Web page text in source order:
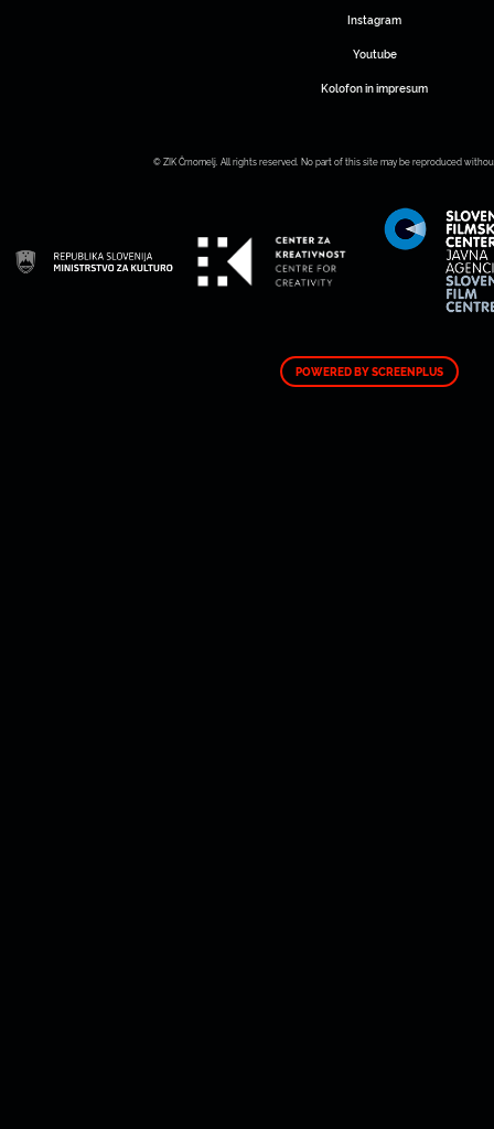
Instagram
Youtube
Kolofon in impresum
© ZIK Črnomelj. All rights reserved. No part of this site may be reproduced
POWERED BY SCREENPLUS